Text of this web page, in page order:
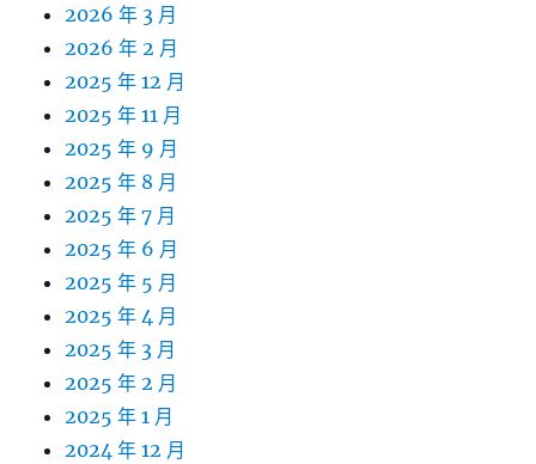
2026 年 3 月
2026 年 2 月
2025 年 12 月
2025 年 11 月
2025 年 9 月
2025 年 8 月
2025 年 7 月
2025 年 6 月
2025 年 5 月
2025 年 4 月
2025 年 3 月
2025 年 2 月
2025 年 1 月
2024 年 12 月